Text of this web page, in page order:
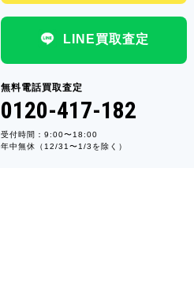
LINE買取査定
無料電話買取査定
0120-417-182
受付時間：9:00〜18:00
年中無休（12/31〜1/3を除く）